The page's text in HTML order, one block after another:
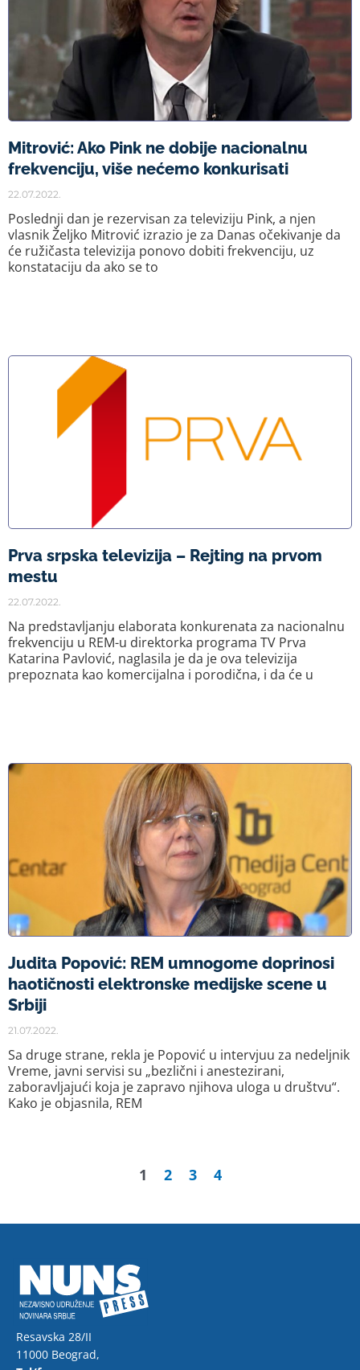
Mitrović: Ako Pink ne dobije nacionalnu
frekvenciju, više nećemo konkurisati
22.07.2022.
Poslednji dan je rezervisan za televiziju Pink, a njen
vlasnik Željko Mitrović izrazio je za Danas očekivanje da
će ružičasta televizija ponovo dobiti frekvenciju, uz
konstataciju da ako se to
Prva srpska televizija – Rejting na prvom
mestu
22.07.2022.
Na predstavljanju elaborata konkurenata za nacionalnu
frekvenciju u REM-u direktorka programa TV Prva
Katarina Pavlović, naglasila je da je ova televizija
prepoznata kao komercijalna i porodična, i da će u
Judita Popović: REM umnogome doprinosi
haotičnosti elektronske medijske scene u
Srbiji
21.07.2022.
Sa druge strane, rekla je Popović u intervjuu za nedeljnik
Vreme, javni servisi su „bezlični i anestezirani,
zaboravljajući koja je zapravo njihova uloga u društvu“.
Kako je objasnila, REM
1 2 3 4
Resavska 28/II
11000 Beograd,